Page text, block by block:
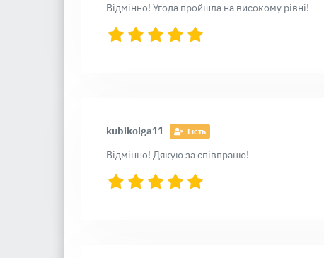
Відмінно! Угода пройшла на високому рівні!
kubikolga11 Гість
Відмінно! Дякую за співпрацю!